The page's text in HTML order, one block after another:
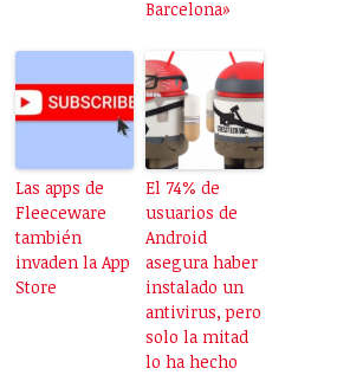
Barcelona»
Las apps de
Fleeceware
también
invaden la App
Store
El 74% de
usuarios de
Android
asegura haber
instalado un
antivirus, pero
solo la mitad
lo ha hecho